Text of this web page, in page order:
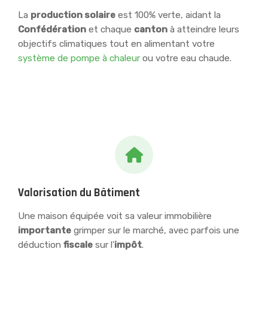
La production solaire est 100% verte, aidant la
Confédération et chaque canton à atteindre leurs
objectifs climatiques tout en alimentant votre
système de pompe à chaleur ou votre eau chaude.
Valorisation du Bâtiment
Une maison équipée voit sa valeur immobilière
importante grimper sur le marché, avec parfois une
déduction fiscale sur l'impôt.